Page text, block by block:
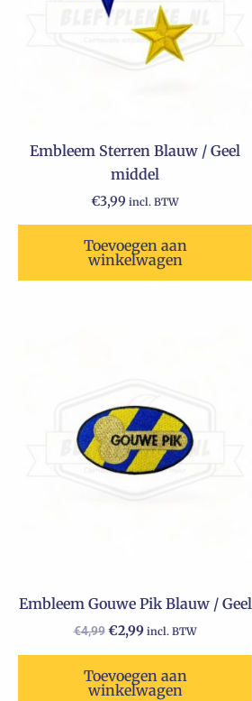
Embleem Sterren Blauw / Geel
middel
€3,99 incl. BTW
Toevoegen aan
winkelwagen
Embleem Gouwe Pik Blauw / Geel
€4,99 €2,99 incl. BTW
Toevoegen aan
winkelwagen